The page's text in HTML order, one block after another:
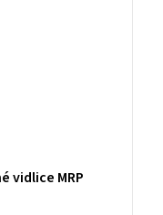
vidlice MRP